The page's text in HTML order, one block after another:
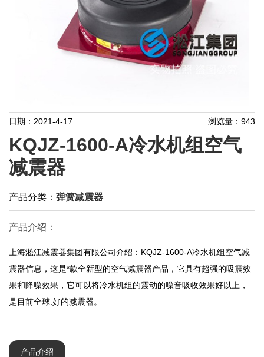
日期：2021-4-17 浏览量：943
KQJZ-1600-A冷水机组空气
减震器
产品分类： 弹簧减震器
产品介绍：
上海淞江减震器集团有限公司介绍：KQJZ-1600-A冷水机组空气减
震器信息，这是*款全新型的空气减震器产品，它具有超强的吸震效
果和降噪效果，它可以将冷水机组的震动的噪音吸收效果好以上，
是目前全球.好的减震器。​
产品介绍